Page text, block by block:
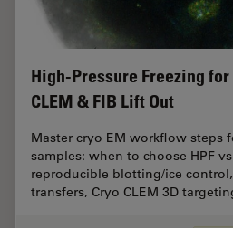
High-Pressure Freezing for
CLEM & FIB Lift Out
Master cryo EM workflow steps
samples: when to choose HPF
reproducible blotting/ice
transfers, Cryo CLEM 3D